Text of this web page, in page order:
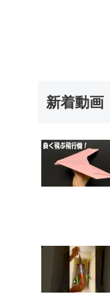
新着動画